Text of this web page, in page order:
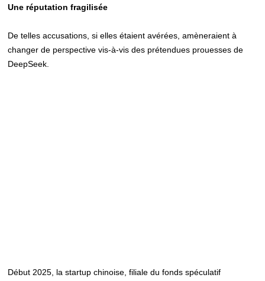
Une réputation fragilisée
De telles accusations, si elles étaient avérées, amèneraient à
changer de perspective vis-à-vis des prétendues prouesses de
DeepSeek.
Début 2025, la startup chinoise, filiale du fonds spéculatif